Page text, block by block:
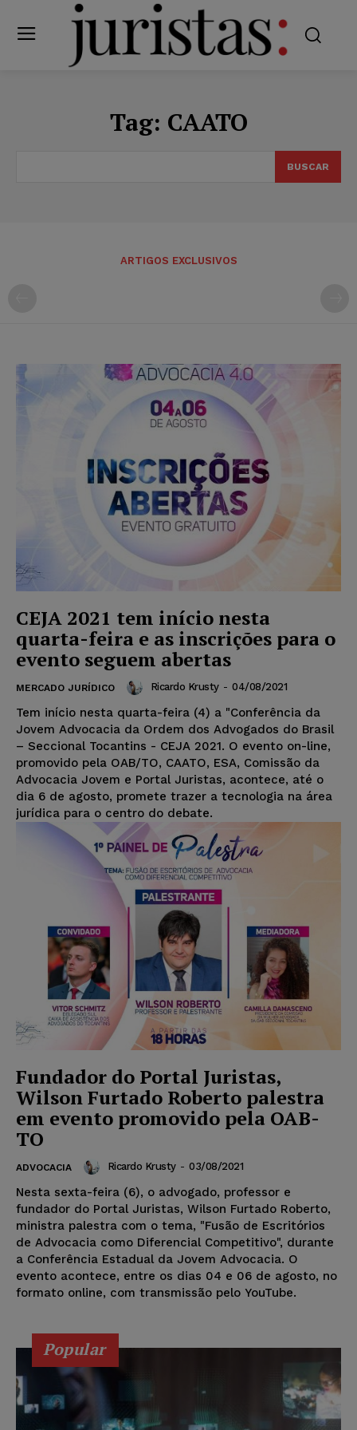
Tag: CAATO
BUSCAR
ARTIGOS EXCLUSIVOS
CEJA 2021 tem início nesta
quarta-feira e as inscrições para o
evento seguem abertas
MERCADO JURÍDICO Ricardo Krusty - 04/08/2021
Tem início nesta quarta-feira (4) a "Conferência da
Jovem Advocacia da Ordem dos Advogados do Brasil
– Seccional Tocantins - CEJA 2021. O evento on-line,
promovido pela OAB/TO, CAATO, ESA, Comissão da
Advocacia Jovem e Portal Juristas, acontece, até o
dia 6 de agosto, promete trazer a tecnologia na área
jurídica para o centro do debate.
Fundador do Portal Juristas,
Wilson Furtado Roberto palestra
em evento promovido pela OAB-
TO
ADVOCACIA Ricardo Krusty - 03/08/2021
Nesta sexta-feira (6), o advogado, professor e
fundador do Portal Juristas, Wilson Furtado Roberto,
ministra palestra com o tema, "Fusão de Escritórios
de Advocacia como Diferencial Competitivo", durante
a Conferência Estadual da Jovem Advocacia. O
evento acontece, entre os dias 04 e 06 de agosto, no
formato online, com transmissão pelo YouTube.
Popular